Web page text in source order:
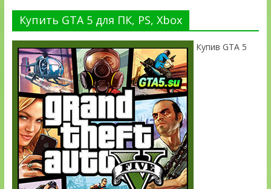
Купить GTA 5 для ПК, PS, Xbox
Купив GTA 5